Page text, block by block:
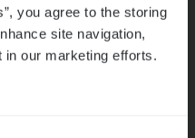
you agree to the storing
site navigation,
our marketing efforts.